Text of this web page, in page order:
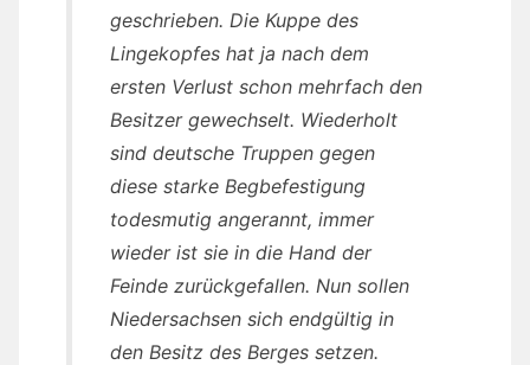
geschrieben. Die Kuppe des
Lingekopfes hat ja nach dem
ersten Verlust schon mehrfach den
Besitzer gewechselt. Wiederholt
sind deutsche Truppen gegen
diese starke Begbefestigung
todesmutig angerannt, immer
wieder ist sie in die Hand der
Feinde zurückgefallen. Nun sollen
Niedersachsen sich endgültig in
den Besitz des Berges setzen.